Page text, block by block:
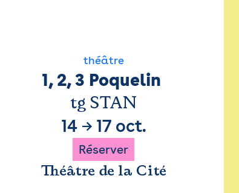
théâtre
1, 2, 3 Poquelin
tg STAN
14→ 17 oct.
Réserver
Théâtre de la Cité